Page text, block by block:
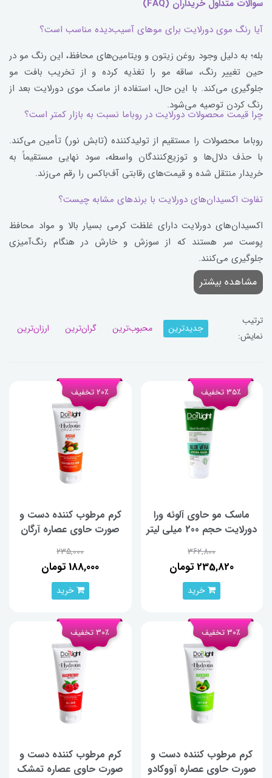
سوالات متداول خریداران (FAQ)
آیا رنگ موی دورلایت برای موهای آسیب‌دیده مناسب است؟
بله؛ به دلیل وجود روغن زیتون و ویتامین‌های محافظ، این رنگ مو در
حین تغییر رنگ، ساقه مو را تغذیه کرده و از تخریب بافت مو
جلوگیری می‌کند. با این حال، استفاده از ماسک موی دورلایت بعد از
رنگ کردن توصیه می‌شود.
چرا قیمت محصولات دورلایت در روباما نسبت به بازار کمتر است؟
روباما محصولات را مستقیم از تولیدکننده (تابش نور) تأمین می‌کند.
با حذف دلال‌ها و توزیع‌کنندگان واسطه، سود نهایی مستقیماً به
خریدار منتقل شده و قیمت‌های رقابتی آف‌باکس را رقم می‌زند.
تفاوت اکسیدان‌های دورلایت با برندهای مشابه چیست؟
اکسیدان‌های دورلایت دارای غلظت کرمی بسیار بالا و مواد محافظ
پوست سر هستند که از سوزش و خارش در هنگام رنگ‌آمیزی
جلوگیری می‌کنند.
مشاهده بیشتر
ترتیب
نمایش:
جدیدترین محبوب‌ترین گران‌ترین ارزان‌ترین
ماسک مو حاوی آلوئه ورا
دورلایت حجم 200 میلی لیتر
362,800
235,820 تومان
35٪ تخفیف
خرید
کرم مرطوب کننده دست و
صورت حاوی عصاره آرگان
235,000
188,000 تومان
20٪ تخفیف
خرید
کرم مرطوب کننده دست و
صورت حاوی عصاره آووکادو
30٪ تخفیف
کرم مرطوب کننده دست و
صورت حاوی عصاره تمشک
30٪ تخفیف